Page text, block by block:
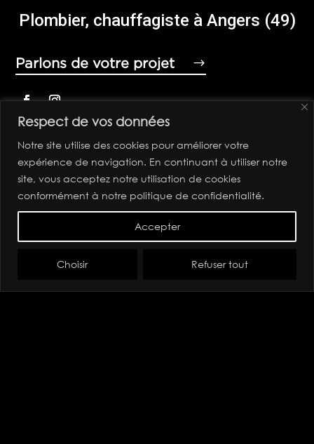
Respect de vos données
Notre site utilise des cookies pour améliorer votre
expérience de navigation. En continuant à utiliser notre
site, vous acceptez notre utilisation de cookies
conformément à notre politique de confidentialité.
Choisir Refuser tout
Accepter
Plombier, chauffagiste à Angers (49)
Parlons de votre projet
Salle de bain